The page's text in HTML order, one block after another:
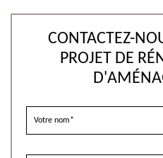
CONTACTEZ-
PROJET DE